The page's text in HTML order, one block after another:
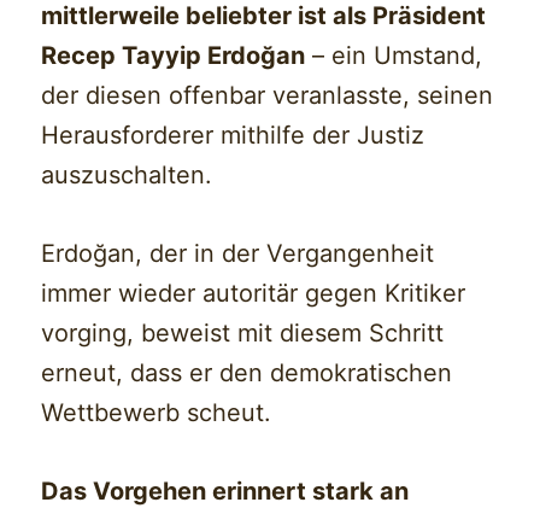
mittlerweile beliebter ist als Präsident
Recep Tayyip Erdoğan – ein Umstand,
der diesen offenbar veranlasste, seinen
Herausforderer mithilfe der Justiz
auszuschalten.
Erdoğan, der in der Vergangenheit
immer wieder autoritär gegen Kritiker
vorging, beweist mit diesem Schritt
erneut, dass er den demokratischen
Wettbewerb scheut.
Das Vorgehen erinnert stark an